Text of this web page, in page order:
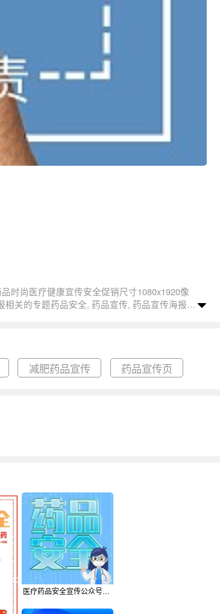
减肥药品宣传 药品宣传页
医疗药品安全宣传公众号次图